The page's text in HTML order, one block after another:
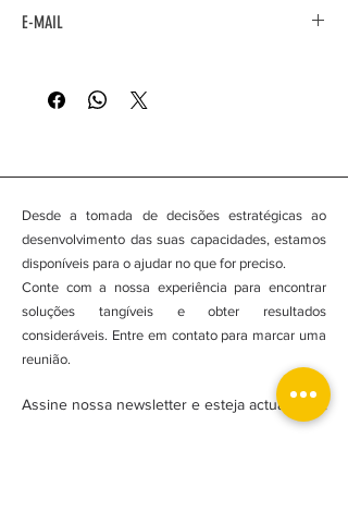
E-MAIL
balcao@motoclasse.com
Desde a tomada de decisões estratégicas ao
desenvolvimento das suas capacidades, estamos
disponíveis para o ajudar no que for preciso.
Conte com a nossa experiência para encontrar
soluções tangíveis e obter resultados
consideráveis. Entre em contato para marcar uma
reunião.
Assine nossa newsletter e esteja actualizado!